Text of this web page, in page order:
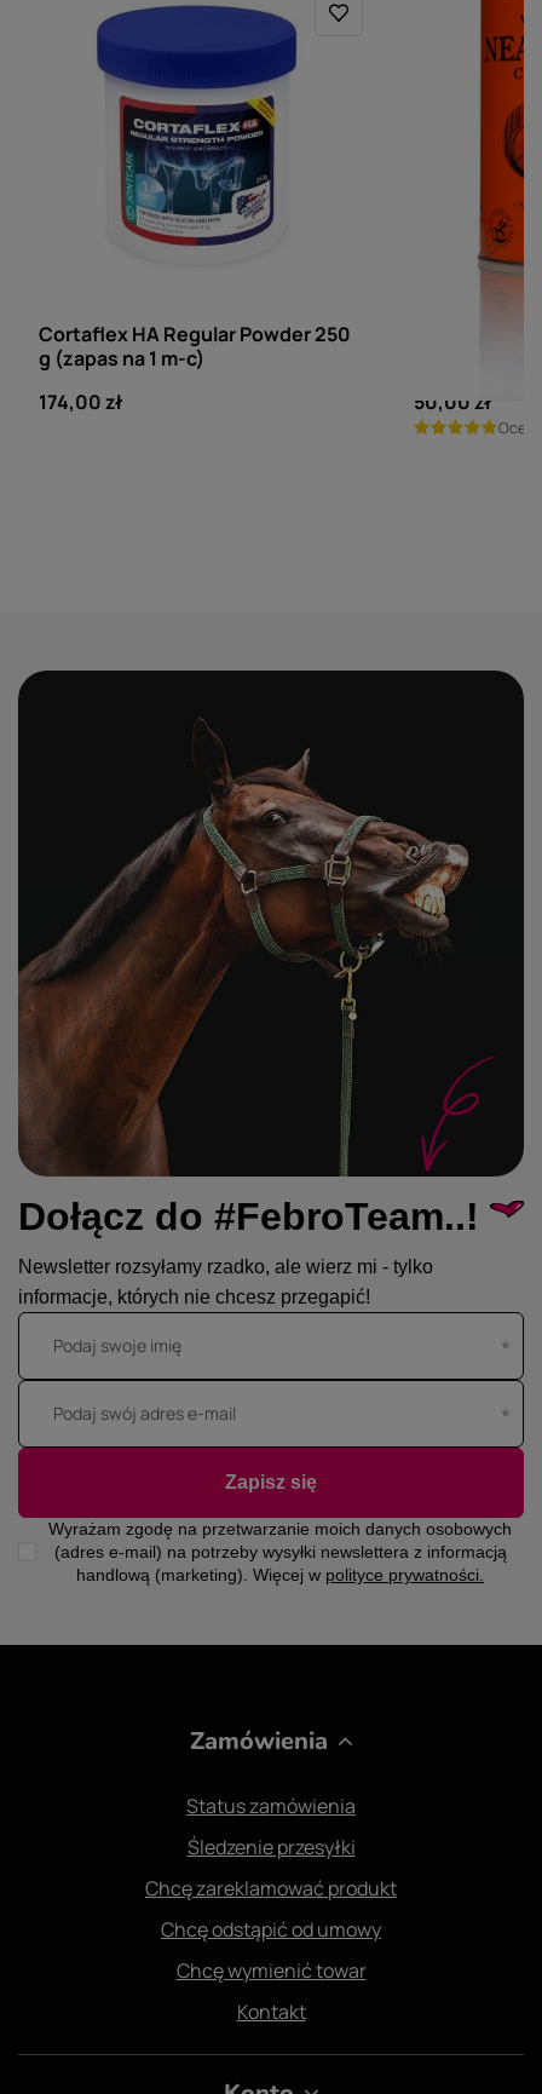
Cortaflex HA Regular Powder 250
g (zapas na 1 m-c)
174,00 zł
50,00 zł
Ocena
Dołącz do #FebroTeam..!
Newsletter rozsyłamy rzadko, ale wierz mi - tylko
informacje, których nie chcesz przegapić!
Podaj swoje imię
Podaj swój adres e-mail
Wyrażam zgodę na przetwarzanie moich danych osobowych
(adres e-mail) na potrzeby wysyłki newslettera z informacją
handlową (marketing). Więcej w polityce prywatności.
Zapisz się
Zamówienia
Status zamówienia
Śledzenie przesyłki
Chcę zareklamować produkt
Chcę odstąpić od umowy
Chcę wymienić towar
Kontakt